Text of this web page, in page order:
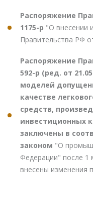
Распоряжение
1175-р "О внесении
Правительства РФ
Распоряжение
592-р (ред. от
моделей
качестве
средств,
инвестиционных
заключены в
законом "О
Федерации" после 1
внесены изменения